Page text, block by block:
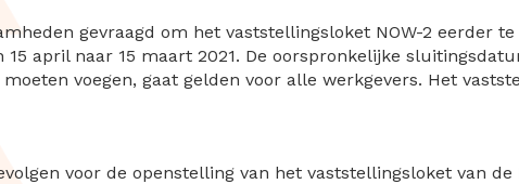
gevraagd om het vaststellingsloket NOW-2 eerder
april naar 15 maart 2021. De oorspronkelijke
voegen, gaat gelden voor alle werkgevers. Het
voor de openstelling van het vaststellingsloket van de